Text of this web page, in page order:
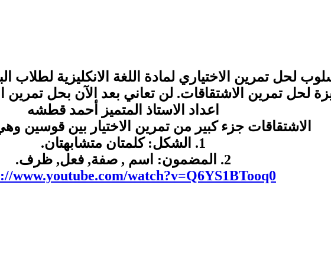
لحل تمرين الاختياري لمادة اللغة الانكليزية لطلاب
لحل تمرين الاشتقاقات. لن تعاني بعد الآن بحل تمرين
اعداد الاستاذ المتميز أحمد قطشه
الاشتقاقات جزء كبير من تمرين الاختيار بين قوسين
1. الشكل: كلمتان متشابهتان.
2. المضمون: اسم , صفة, فعل, ظرف.
www.youtube.com/watch?v=Q6YS1BTooq0